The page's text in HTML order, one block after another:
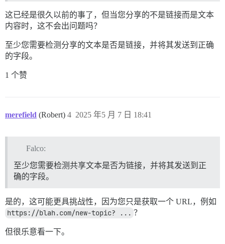
这已经是很久以前的事了，但当您分享的不是链接而是文本
内容时，这不会出问题吗？
至少您需要检测分享的文本是否是链接，并将其发送到正确
的字段。
1 个赞
merefield (Robert) 2025 年5 月 7 日 18:41
4
Falco:
至少您需要检测共享文本是否为链接，并将其发送到正
确的字段。
是的，这可能更具挑战性，因为您只是获取一个 URL，例如
https://blah.com/new-topic? ... ？
但很乐意看一下。